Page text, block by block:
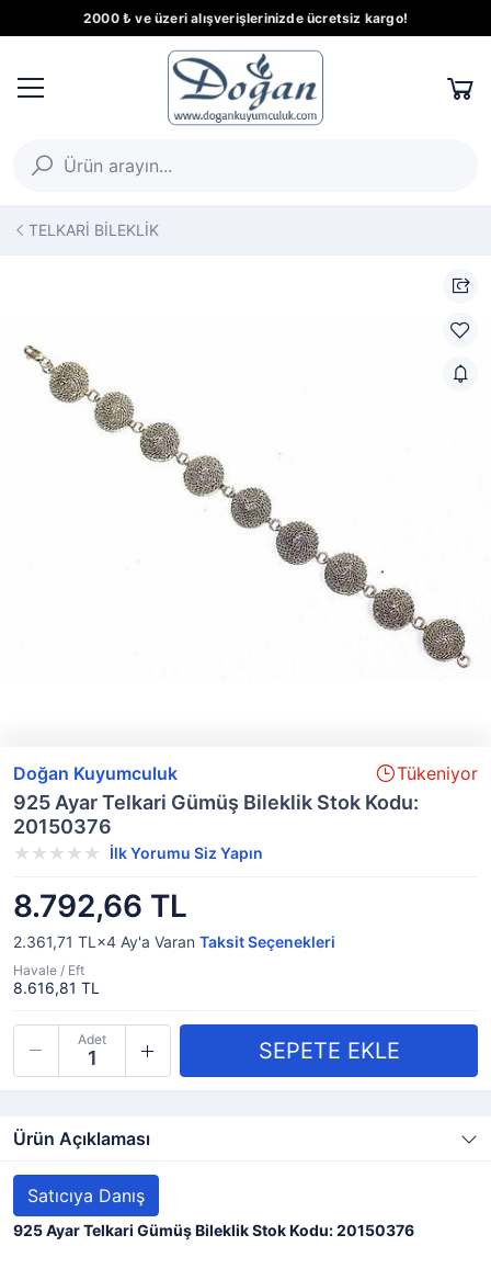
2000 ₺ ve üzeri alışverişlerinizde ücretsiz kargo!
TELKARİ BİLEKLİK
Doğan Kuyumculuk Tükeniyor
925 Ayar Telkari Gümüş Bileklik Stok Kodu:
20150376
İlk Yorumu Siz Yapın
8.792,66 TL
2.361,71 TL×4 Ay'a Varan Taksit Seçenekleri
Havale / Eft
8.616,81 TL
Adet
Ürün Açıklaması
Satıcıya Danış
925 Ayar Telkari Gümüş Bileklik Stok Kodu: 20150376